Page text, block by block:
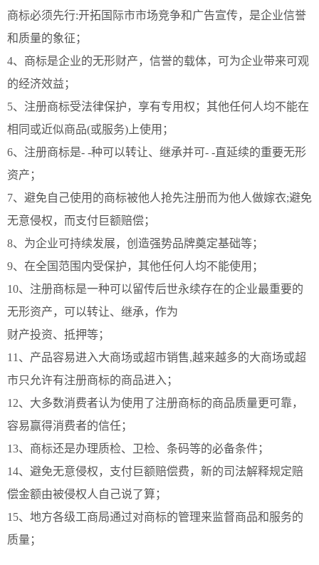
商标必须先行:开拓国际市市场竞争和广告宣传，是企业信誉
和质量的象征 ；
4、商标是企业的无形财产，信誉的载体，可为企业带来可观
的经济效益 ；
5、注册商标受法律保护，享有专用权 ； 其他任何人均不能在
相同或近似商品(或服务)上使用 ；
6、注册商标是- -种可以转让、继承并可- -直延续的重要无形
资产 ；
7、避免自己使用的商标被他人抢先注册而为他人做嫁衣;避免
无意侵权，而支付巨额赔偿；
8、为企业可持续发展，创造强势品牌奠定基础等；
9、在全国范围内受保护，其他任何人均不能使用 ；
10、注册商标是一种可以留传后世永续存在的企业最重要的
无形资产，可以转让、继承，作为
财产投资、抵押等；
11、产品容易进入大商场或超市销售,越来越多的大商场或超
市只允许有注册商标的商品进入 ；
12、大多数消费者认为使用了注册商标的商品质量更可靠，
容易赢得消费者的信任；
13、商标还是办理质检、卫检、条码等的必备条件；
14、避免无意侵权，支付巨额赔偿费，新的司法解释规定赔
偿金额由被侵权人自己说了算；
15、地方各级工商局通过对商标的管理来监督商品和服务的
质量 ；